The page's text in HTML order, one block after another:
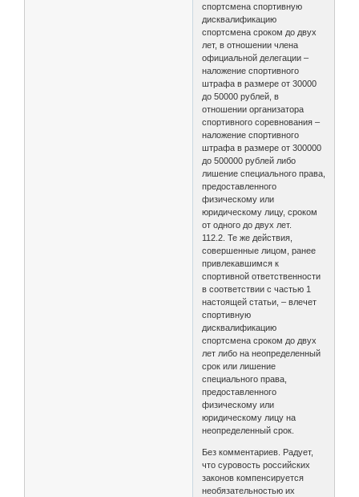
спортсмена спортивную
дисквалификацию
спортсмена сроком до двух
лет, в отношении члена
официальной делегации –
наложение спортивного
штрафа в размере от 30000
до 50000 рублей, в
отношении организатора
спортивного соревнования –
наложение спортивного
штрафа в размере от 300000
до 500000 рублей либо
лишение специального права,
предоставленного
физическому или
юридическому лицу, сроком
от одного до двух лет.
112.2. Те же действия,
совершенные лицом, ранее
привлекавшимся к
спортивной ответственности
в соответствии с частью 1
настоящей статьи, – влечет
спортивную
дисквалификацию
спортсмена сроком до двух
лет либо на неопределенный
срок или лишение
специального права,
предоставленного
физическому или
юридическому лицу на
неопределенный срок.
Без комментариев. Радует,
что суровость российских
законов компенсируется
необязательностью их